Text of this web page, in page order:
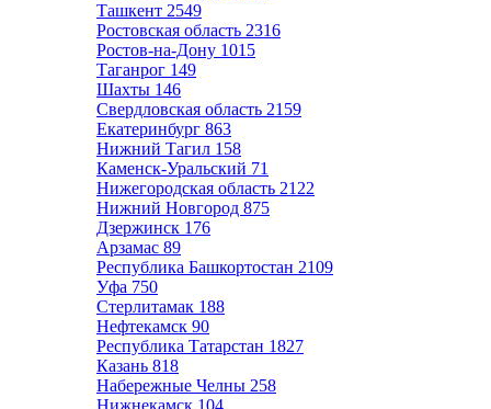
Ташкент 2549
Ростовская область 2316
Ростов-на-Дону 1015
Таганрог 149
Шахты 146
Свердловская область 2159
Екатеринбург 863
Нижний Тагил 158
Каменск-Уральский 71
Нижегородская область 2122
Нижний Новгород 875
Дзержинск 176
Арзамас 89
Республика Башкортостан 2109
Уфа 750
Стерлитамак 188
Нефтекамск 90
Республика Татарстан 1827
Казань 818
Набережные Челны 258
Нижнекамск 104